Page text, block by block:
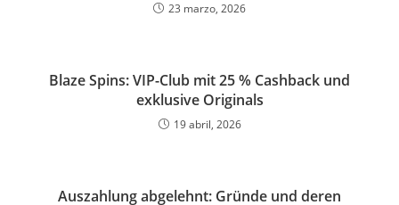
23 marzo, 2026
Blaze Spins: VIP-Club mit 25 % Cashback und
exklusive Originals
19 abril, 2026
Auszahlung abgelehnt: Gründe und deren